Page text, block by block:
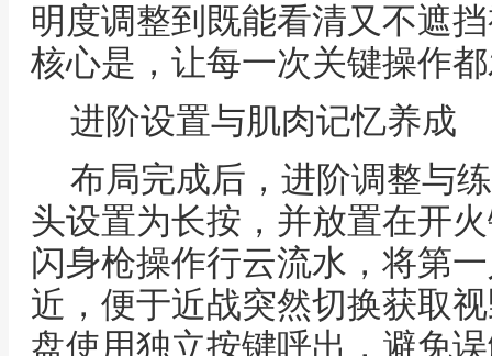
明度调整到既能看清又不遮
核心是，让每一次关键操作
进阶设置与肌肉记忆养成
布局完成后，进阶调整与
头设置为长按，并放置在开
闪身枪操作行云流水，将第
近，便于近战突然切换获取
盘使用独立按键呼出，避免